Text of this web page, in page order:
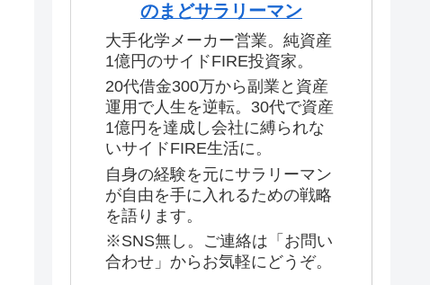
のまどサラリーマン
大手化学メーカー営業。純資産
1億円のサイドFIRE投資家。
20代借金300万から副業と資産
運用で人生を逆転。30代で資産
1億円を達成し会社に縛られな
いサイドFIRE生活に。
自身の経験を元にサラリーマン
が自由を手に入れるための戦略
を語ります。
※SNS無し。ご連絡は「お問い
合わせ」からお気軽にどうぞ。